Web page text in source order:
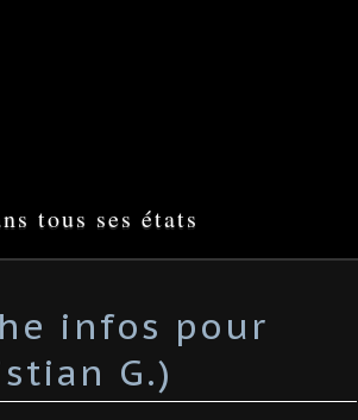
tous ses états
infos pour
G.)